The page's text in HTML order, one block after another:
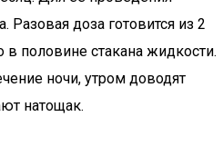
Разовая доза готовится из 2
в половине стакана жидкости.
ночи, утром доводят
натощак.